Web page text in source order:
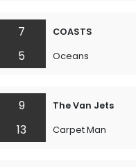
7
5
COASTS
Oceans
9
13
The Van Jets
Carpet Man